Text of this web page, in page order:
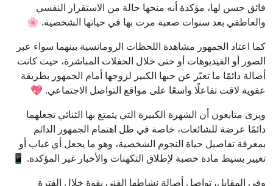
فائق حسن لها، مؤكدة أنه منحها حالة من الاستقرار النفسي
والعاطفي بعد سنوات صعبة مرت بها في حياتها الشخصية. 🌸
كما اعتاد الجمهور مشاهدة اللحظات الرومانسية بينهما سواء عبر
الصور أو الفيديوهات أو حتى خلال الحفلات المباشرة، حيث كانت
أصالة دائمًا ما تعبّر عن حبها الكبير لزوجها أمام الجمهور بطريقة
عفوية لاقت تفاعلًا واسعًا على مواقع التواصل الاجتماعي. 💖
ويرى متابعون أن الشهرة الكبيرة التي يتمتع بها الثنائي تجعلهما
دائمًا عرضة للشائعات، خاصة في ظل اهتمام الجمهور الدائم
بمعرفة تفاصيل حياة النجوم الشخصية، وهو ما يجعل أي غياب أو
تغيير بسيط مادة خصبة لإطلاق التكهنات والأخبار غير المؤكدة. 📱
وفي المقابل، تواصل أصالة نشاطها الفني بقوة خلال الفترة